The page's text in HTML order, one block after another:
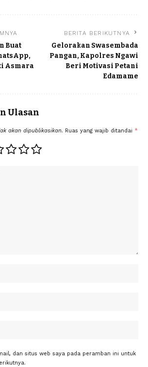
Buat
Asmara
BERITA BERIKUTNYA
Gelorakan Swasembada
Pangan, Kapolres Ngawi
Beri Motivasi Petani
Edamame
Ulasan
akan dipublikasikan. Ruas yang wajib ditandai *
dan situs web saya pada peramban ini untuk